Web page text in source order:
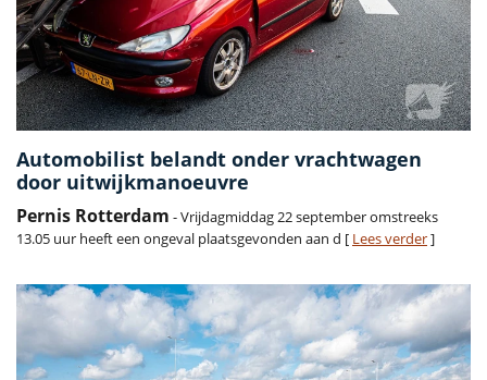
Automobilist belandt onder vrachtwagen
door uitwijkmanoeuvre
Pernis Rotterdam - Vrijdagmiddag 22 september omstreeks
13.05 uur heeft een ongeval plaatsgevonden aan d [ Lees verder]